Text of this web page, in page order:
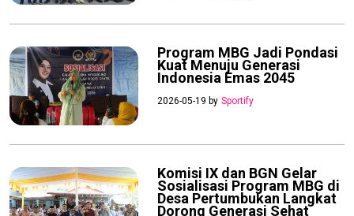
Program MBG Jadi Pondasi
Kuat Menuju Generasi
Indonesia Emas 2045
2026-05-19 by Sportify
Komisi IX dan BGN Gelar
Sosialisasi Program MBG di
Desa Pertumbukan Langkat
Dorong Generasi Sehat